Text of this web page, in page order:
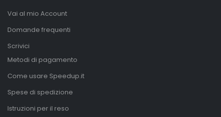
Vai al mio Account
Domande frequenti
Scrivici
Metodi di pagamento
Come usare Speedup.it
Spese di spedizione
Istruzioni per il reso